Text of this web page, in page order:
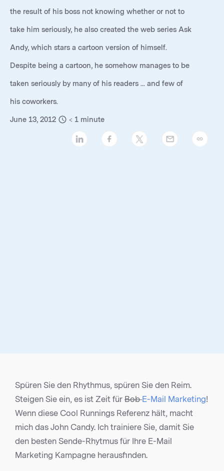
the result of his boss not knowing whether or not to
take him seriously, he also created the web series Ask
Andy, which stars a cartoon version of himself.
Despite being a cartoon, he somehow manages to be
taken seriously by many of his readers ... and few of
his coworkers.
June 13, 2012 < 1 minute
Spüren Sie den Rhythmus, spüren Sie den Reim.
Steigen Sie ein, es ist Zeit für BobE-Mail Marketing!
Wenn diese Cool Runnings Referenz hält, macht
mich das John Candy. Ich trainiere Sie, damit Sie
den besten Sende-Rhytmus für Ihre E-Mail
Marketing Kampagne herausfinden.